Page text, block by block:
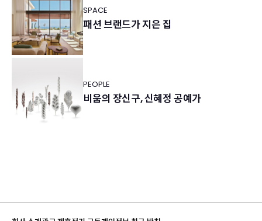
SPACE
패션 브랜드가 지은 집
PEOPLE
비움의 장신구, 신혜정 공예가